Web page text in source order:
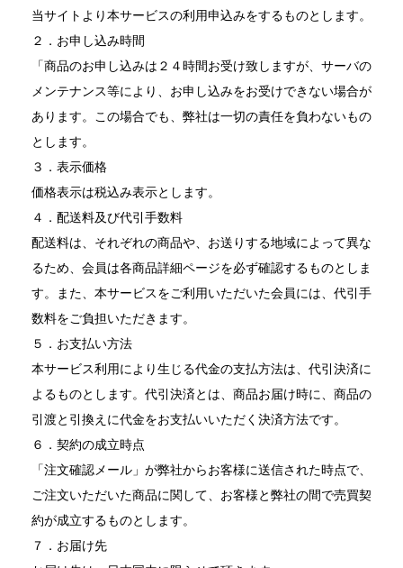
当サイトより本サービスの利用申込みをするものとします。
２．お申し込み時間
「商品のお申し込みは２４時間お受け致しますが、サーバの
メンテナンス等により、お申し込みをお受けできない場合が
あります。この場合でも、弊社は一切の責任を負わないもの
とします。
３．表示価格
価格表示は税込み表示とします。
４．配送料及び代引手数料
配送料は、それぞれの商品や、お送りする地域によって異な
るため、会員は各商品詳細ページを必ず確認するものとしま
す。また、本サービスをご利用いただいた会員には、代引手
数料をご負担いただきます。
５．お支払い方法
本サービス利用により生じる代金の支払方法は、代引決済に
よるものとします。代引決済とは、商品お届け時に、商品の
引渡と引換えに代金をお支払いいただく決済方法です。
６．契約の成立時点
「注文確認メール」が弊社からお客様に送信された時点で、
ご注文いただいた商品に関して、お客様と弊社の間で売買契
約が成立するものとします。
７．お届け先